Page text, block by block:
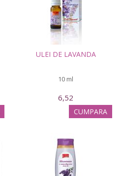
ULEI DE LAVANDA
10 ml
6,52
CUMPARA